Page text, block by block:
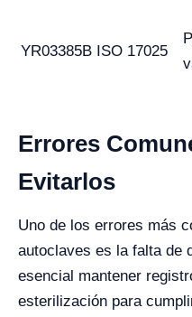
YR03385B ISO 17025
Errores
Evitarlos
Uno de los errores más
autoclaves es la falta de
esencial mantener
esterilización para